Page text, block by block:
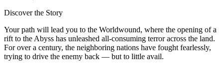
Discover the Story
Your path will lead you to the Worldwound, where the opening of a
rift to the Abyss has unleashed all-consuming terror across the land.
For over a century, the neighboring nations have fought fearlessly,
trying to drive the enemy back — but to little avail.